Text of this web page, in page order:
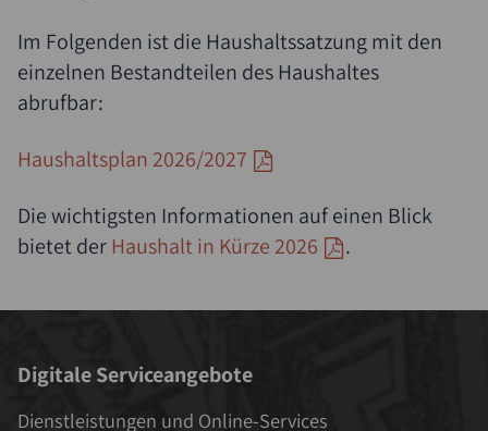
Im Folgenden ist die Haushaltssatzung mit den
einzelnen Bestandteilen des Haushaltes
abrufbar:
Haushaltsplan 2026/2027
Die wichtigsten Informationen auf einen Blick
bietet der Haushalt in Kürze 2026 .
Digitale Serviceangebote
Dienstleistungen und Online-Services